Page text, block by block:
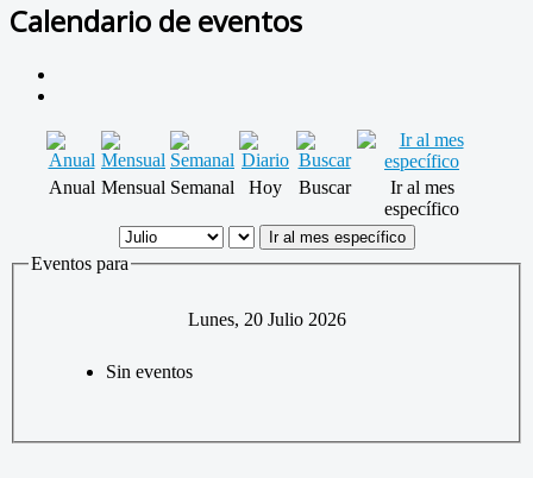
Calendario de eventos
Anual Mensual Semanal Hoy Buscar
Ir al mes
específico
Ir al mes específico
Eventos para
Lunes, 20 Julio 2026
Sin eventos